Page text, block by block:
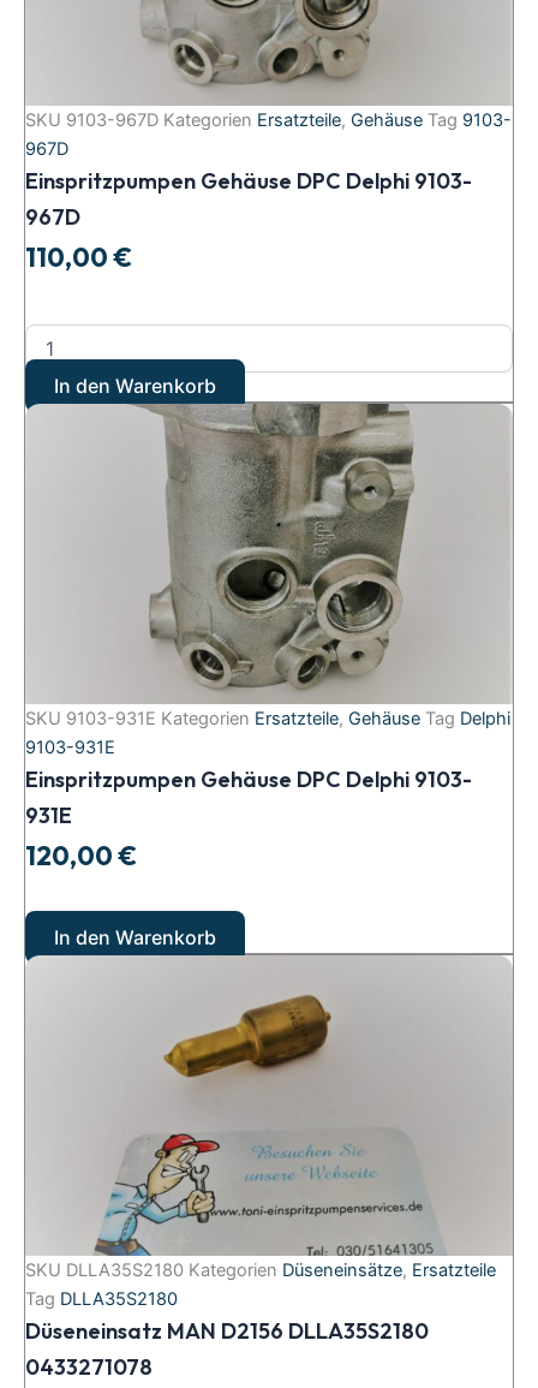
SKU 9103-967D Kategorien Ersatzteile, Gehäuse Tag 9103-
967D
Einspritzpumpen Gehäuse DPC Delphi 9103-
967D
110,00€
In den Warenkorb
SKU 9103-931E Kategorien Ersatzteile, Gehäuse Tag Delphi
9103-931E
Einspritzpumpen Gehäuse DPC Delphi 9103-
931E
120,00€
In den Warenkorb
SKU DLLA35S2180 Kategorien Düseneinsätze, Ersatzteile
Tag DLLA35S2180
Düseneinsatz MAN D2156 DLLA35S2180
0433271078